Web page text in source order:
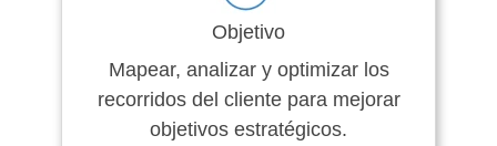
Objetivo
Mapear, analizar y optimizar los
recorridos del cliente para mejorar
objetivos estratégicos.